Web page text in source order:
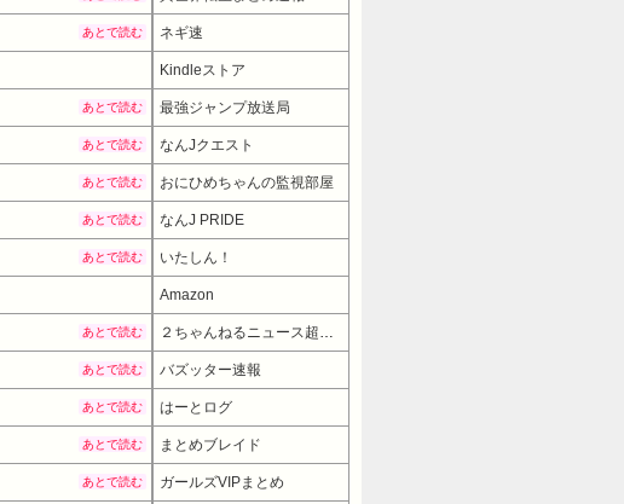
あとで読む ネギ速
Kindleストア
あとで読む 最強ジャンプ放送局
あとで読む なんJクエスト
あとで読む おにひめちゃんの監視部屋
あとで読む なんJ PRIDE
あとで読む いたしん！
Amazon
あとで読む
あとで読む バズッター速報
あとで読む はーとログ
あとで読む まとめブレイド
あとで読む ガールズVIPまとめ